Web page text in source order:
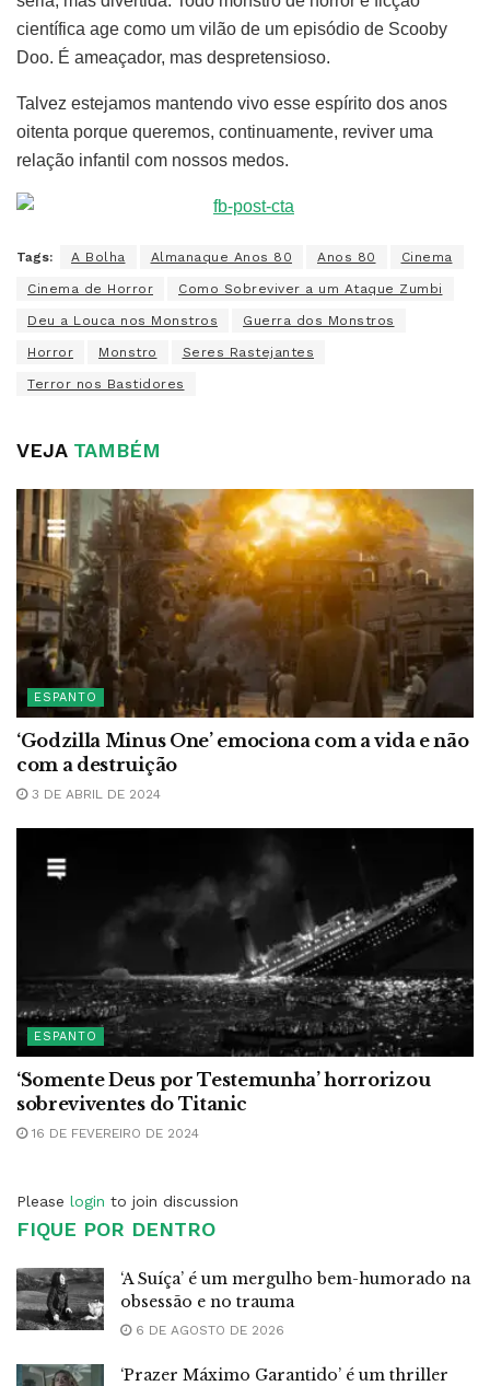
científica age como um vilão de um episódio de Scooby
Doo. É ameaçador, mas despretensioso.
Talvez estejamos mantendo vivo esse espírito dos anos
oitenta porque queremos, continuamente, reviver uma
relação infantil com nossos medos.
Tags: A Bolha Almanaque Anos 80 Anos 80 Cinema
Cinema de Horror Como Sobreviver a um Ataque Zumbi
Deu a Louca nos Monstros Guerra dos Monstros
Horror Monstro Seres Rastejantes
Terror nos Bastidores
VEJATAMBÉM
ESPANTO
‘Godzilla Minus One’ emociona com a vida e não
com a destruição
3 DE ABRIL DE 2024
ESPANTO
‘Somente Deus por Testemunha’ horrorizou
sobreviventes do Titanic
16 DE FEVEREIRO DE 2024
Please login to join discussion
FIQUE POR DENTRO
‘A Suíça’ é um mergulho bem-humorado na
obsessão e no trauma
6 DE AGOSTO DE 2026
‘Prazer Máximo Garantido’ é um thriller